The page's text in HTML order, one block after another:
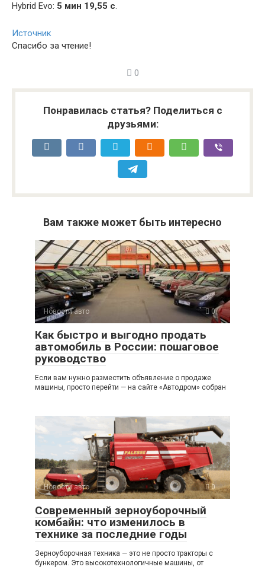
Hybrid Evo: 5 мин 19,55 с
Источник
Спасибо за чтение!
0
Понравилась статья? Поделиться с
друзьями:
Вам также может быть интересно
Новости авто 0
Как быстро и выгодно продать
автомобиль в России: пошаговое
руководство
Если вам нужно разместить объявление о продаже
машины, просто перейти — на сайте «Автодром» собран
Новости авто 0
Современный зерноуборочный
комбайн: что изменилось в
технике за последние годы
Зерноуборочная техника — это не просто тракторы с
бункером. Это высокотехнологичные машины, от